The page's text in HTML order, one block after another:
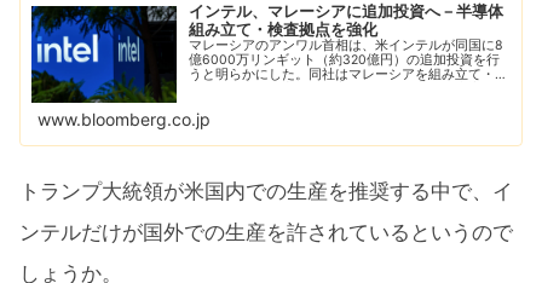
インテル、マレーシアに追加投資へ－半導体
組み立て・検査拠点を強化
マレーシアのアンワル首相は、米インテルが同国に8
億6000万リンギット（約320億円）の追加投資を行
うと明らかにした。同社はマレーシアを組み立て・検
www.bloomberg.co.jp
トランプ大統領が米国内での生産を推奨する中で、イ
ンテルだけが国外での生産を許されているというので
しょうか。